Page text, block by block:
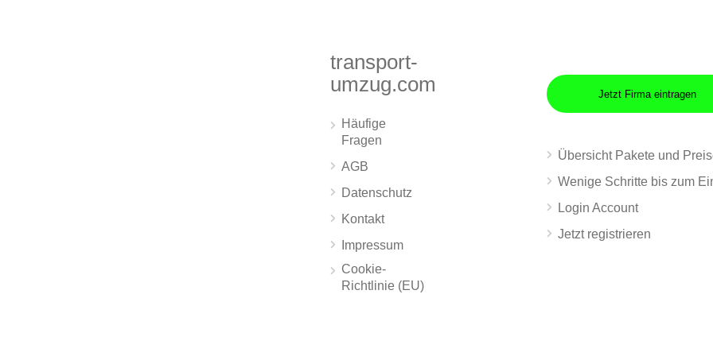
transport-
umzug.com
Häufige
Fragen
AGB
Datenschutz
Kontakt
Impressum
Cookie-
Richtlinie (EU)
Jetzt Firma eintragen
Übersicht Pakete und
Wenige Schritte bis zum
Login Account
Jetzt registrieren